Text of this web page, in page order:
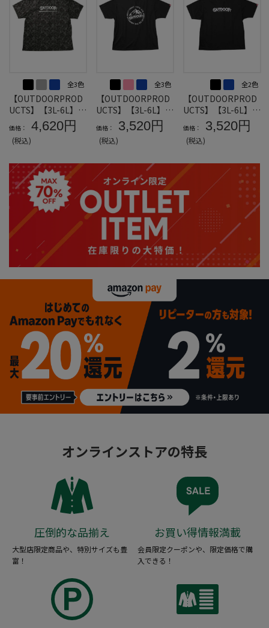
全3色
【OUTDOORPROD
UCTS】【3L-6L】D
RYメッシュ総柄半袖
Tシャツ＊カタログ
商品
価格： 4,620円
(税込)
全3色
【OUTDOORPROD
UCTS】【3L-6L】D
RYメッシュ半袖Tシ
ャツB＊カタログ商
品
価格： 3,520円
(税込)
全2色
【OUTDOORPROD
UCTS】【3L-6L】D
RYメッシュ半袖Tシ
ャツA＊カタログ商
品
価格： 3,520円
(税込)
オンラインストアの特長
圧倒的な品揃え
大型店限定商品や、特別サイズも豊
富！
お買い得情報満載
会員限定クーポンや、限定価格で購
入できる！